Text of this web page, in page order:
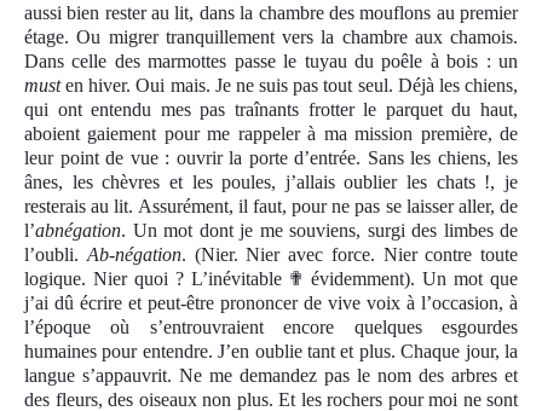
aussi bien rester au lit, dans la chambre des mouflons au premier
étage. Ou migrer tranquillement vers la chambre aux chamois.
Dans celle des marmottes passe le tuyau du poêle à bois : un
musten hiver. Oui mais. Je ne suis pas tout seul. Déjà les chiens,
qui ont entendu mes pas traînants frotter le parquet du haut,
aboient gaiement pour me rappeler à ma mission première, de
leur point de vue : ouvrir la porte d’entrée. Sans les chiens, les
ânes, les chèvres et les poules, j’allais oublier les chats !, je
resterais au lit. Assurément, il faut, pour ne pas se laisser aller, de
l’abnégation. Un mot dont je me souviens, surgi des limbes de
l’oubli. Ab-négation. (Nier. Nier avec force. Nier contre toute
logique. Nier quoi ? L’inévitable ✟ évidemment). Un mot que
j’ai dû écrire et peut-être prononcer de vive voix à l’occasion, à
l’époque où s’entrouvraient encore quelques esgourdes
humaines pour entendre. J’en oublie tant et plus. Chaque jour, la
langue s’appauvrit. Ne me demandez pas le nom des arbres et
des fleurs, des oiseaux non plus. Et les rochers pour moi ne sont